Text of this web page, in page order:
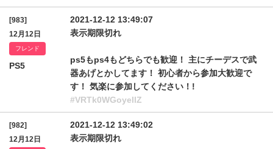
[983]
12月12日
フレンド
PS5
2021-12-12 13:49:07
表示期限切れ
ps5もps4もどちらでも歓迎！ 主にチーデスで武
器あげとかしてます！ 初心者から参加大歓迎で
す！ 気楽に参加してください！!
#VRTk0WGoyellZ
[982]
12月12日
2021-12-12 13:49:02
表示期限切れ